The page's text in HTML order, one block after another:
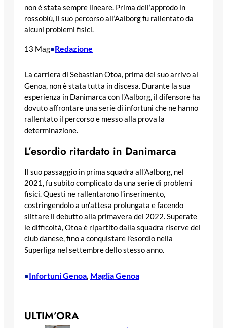
non è stata sempre lineare. Prima dell’approdo in
rossoblù, il suo percorso all’Aalborg fu rallentato da
alcuni problemi fisici.
13 Mag•Redazione
La carriera di Sebastian Otoa, prima del suo arrivo al
Genoa, non è stata tutta in discesa. Durante la sua
esperienza in Danimarca con l’Aalborg, il difensore ha
dovuto affrontare una serie di infortuni che ne hanno
rallentato il percorso e messo alla prova la
determinazione.
L’esordio ritardato in Danimarca
Il suo passaggio in prima squadra all’Aalborg, nel
2021, fu subito complicato da una serie di problemi
fisici. Questi ne rallentarono l’inserimento,
costringendolo a un’attesa prolungata e facendo
slittare il debutto alla primavera del 2022. Superate
le difficoltà, Otoa è ripartito dalla squadra riserve del
club danese, fino a conquistare l’esordio nella
Superliga nel settembre dello stesso anno.
•Infortuni Genoa, Maglia Genoa
ULTIM’ORA